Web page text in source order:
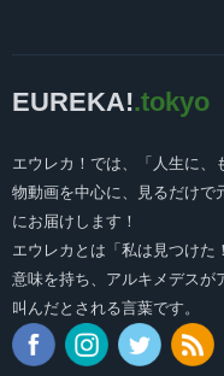
EUREKA!.tokyo
エウレカ！では、「人生に、
物動画を中心に、見るだけで
にお届けします！
エウレカとは「私は見つけた
意味を持ち、アルキメデスが
叫んだとされる言葉です。